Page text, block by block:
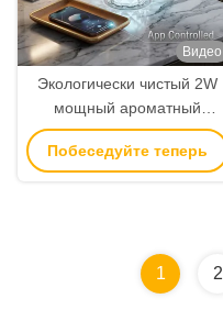
Видео
Экологически чистый 2W
мощный ароматный
диффузор с 7 цветовым
освещением окружающей
Побеседуйте теперь
1 2